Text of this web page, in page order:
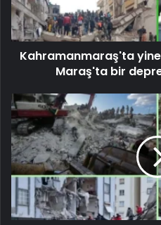
Kahramanmaraş'ta
Maraş'ta bir